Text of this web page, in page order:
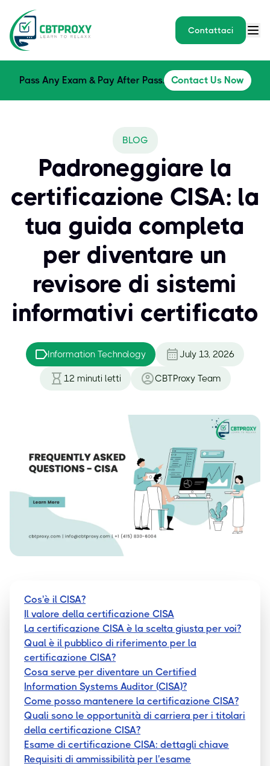
Contattaci
Pass Any Exam & Pay After Pass. Contact Us Now
BLOG
Padroneggiare la
certificazione CISA: la
tua guida completa
per diventare un
revisore di sistemi
informativi certificato
Information Technology July 13, 2026
12 minuti letti CBTProxy Team
Cos'è il CISA?
Il valore della certificazione CISA
La certificazione CISA è la scelta giusta per voi?
Qual è il pubblico di riferimento per la
certificazione CISA?
Cosa serve per diventare un Certified
Information Systems Auditor (CISA)?
Come posso mantenere la certificazione CISA?
Quali sono le opportunità di carriera per i titolari
della certificazione CISA?
Esame di certificazione CISA: dettagli chiave
Requisiti di ammissibilità per l'esame